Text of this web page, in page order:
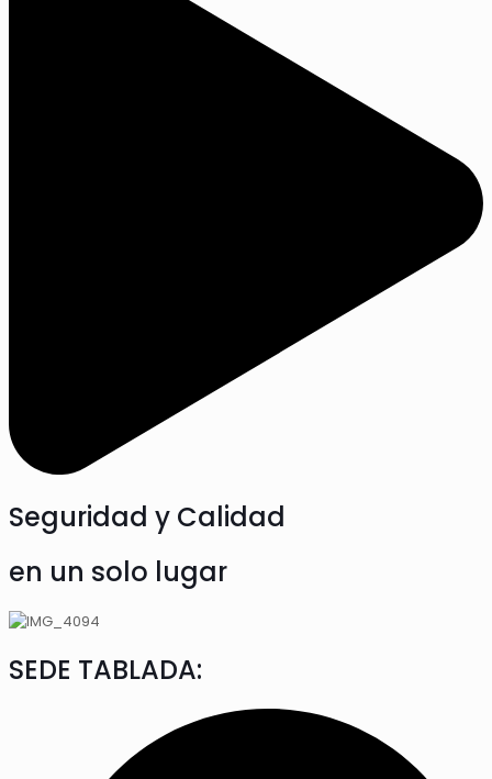
Seguridad y Calidad
en un solo lugar
SEDE TABLADA: